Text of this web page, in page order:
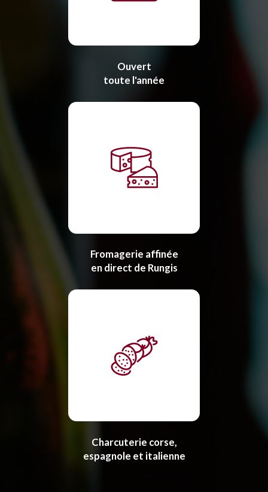
Ouvert
toute l'année
Fromagerie affinée
en direct de Rungis
Charcuterie corse,
espagnole et italienne